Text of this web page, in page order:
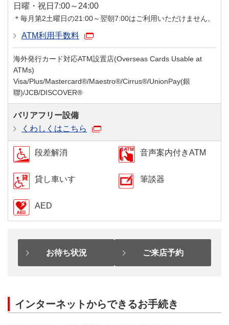
日曜・祝日 7:00～24:00
＊毎月第2土曜日の21:00～翌朝7:00はご利用いただけません。
ATM利用手数料
海外発行カード対応ATM設置店(Overseas Cards Usable at
ATMs)
Visa/Plus/Mastercard®/Maestro®/Cirrus®/UnionPay(銀
聯)/JCB/DISCOVER®
バリアフリー設備
くわしくはこちら
段差解消 音声案内付きATM
貸し車いす 筆談器
AED
お待ち状況 ご来店予約
インターネットからできるお手続き